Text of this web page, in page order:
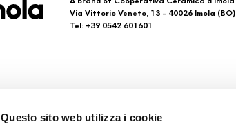
Questo sito web utilizza i cookie
Via Vittorio Veneto, 13 - 40026 Imola (BO)
Tel: +39 0542 601601